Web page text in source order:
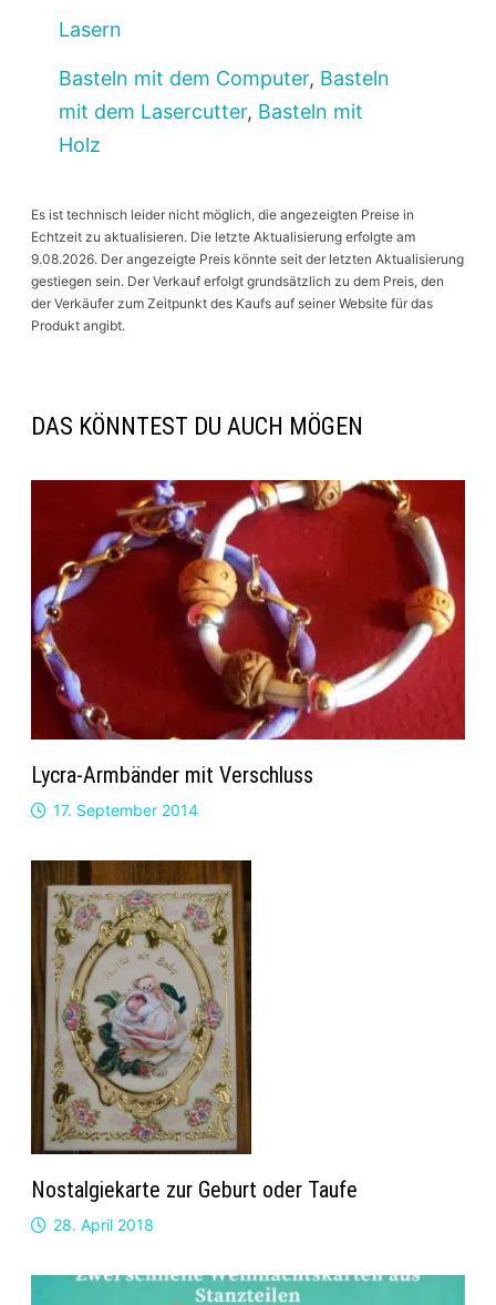
Lasern
Basteln mit dem Computer, Basteln
mit dem Lasercutter, Basteln mit
Holz
Es ist technisch leider nicht möglich, die angezeigten Preise in
Echtzeit zu aktualisieren. Die letzte Aktualisierung erfolgte am
9.08.2026. Der angezeigte Preis könnte seit der letzten Aktualisierung
gestiegen sein. Der Verkauf erfolgt grundsätzlich zu dem Preis, den
der Verkäufer zum Zeitpunkt des Kaufs auf seiner Website für das
Produkt angibt.
DAS KÖNNTEST DU AUCH MÖGEN
Lycra-Armbänder mit Verschluss
17. September 2014
Nostalgiekarte zur Geburt oder Taufe
28. April 2018